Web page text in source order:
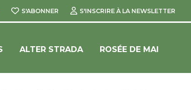
S'ABONNER S'INSCRIRE À LA NEWSLETTER
ALTER STRADA ROSÉE DE MAI